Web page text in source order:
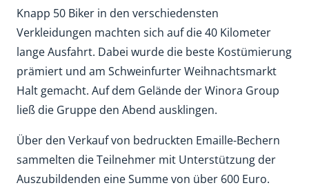
Knapp 50 Biker in den verschiedensten
Verkleidungen machten sich auf die 40 Kilometer
lange Ausfahrt. Dabei wurde die beste Kostümierung
prämiert und am Schweinfurter Weihnachtsmarkt
Halt gemacht. Auf dem Gelände der Winora Group
ließ die Gruppe den Abend ausklingen.
Über den Verkauf von bedruckten Emaille-Bechern
sammelten die Teilnehmer mit Unterstützung der
Auszubildenden eine Summe von über 600 Euro.